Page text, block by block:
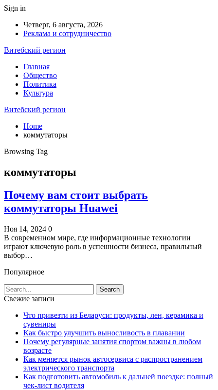
Sign in
Четверг, 6 августа, 2026
Реклама и сотрудничество
Витебский регион
Главная
Общество
Политика
Культура
Витебский регион
Home
коммутаторы
Browsing Tag
коммутаторы
Почему вам стоит выбрать
коммутаторы Huawei
Ноя 14, 2024 0
В современном мире, где информационные технологии
играют ключевую роль в успешности бизнеса, правильный
выбор…
Популярное
Свежие записи
Что привезти из Беларуси: продукты, лен, керамика и
сувениры
Как быстро улучшить выносливость в плавании
Почему регулярные занятия спортом важны в любом
возрасте
Как меняется рынок автосервиса с распространением
электрического транспорта
Как подготовить автомобиль к дальней поездке: полный
чек-лист водителя